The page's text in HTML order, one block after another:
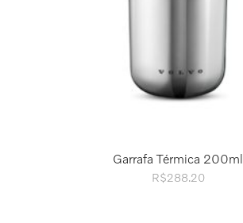
Garrafa Térmica 200ml
R$288.20